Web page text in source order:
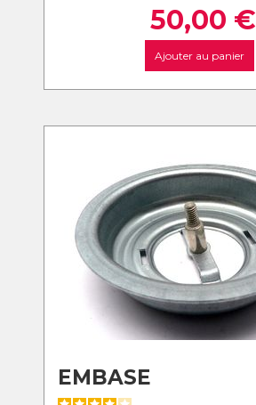
50,00 €
Ajouter au panier
EMBASE